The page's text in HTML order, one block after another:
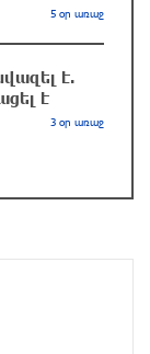
մեկ ժամ առաջ
5 օր առաջ
է.
է
3 օր առաջ